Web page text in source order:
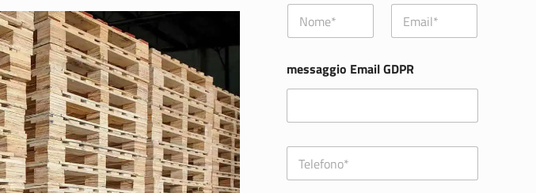
N
m
*
E
a
l
*
messaggio Email GDPR
T
l